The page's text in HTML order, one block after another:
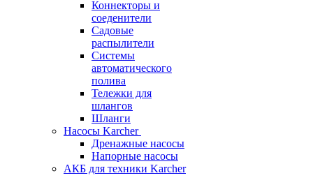
Коннекторы и
соеденители
Садовые
распылители
Системы
автоматического
полива
Тележки для
шлангов
Шланги
Насосы Karcher
Дренажные насосы
Напорные насосы
АКБ для техники Karcher